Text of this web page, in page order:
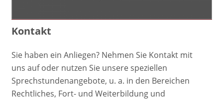
Kontakt
Sie haben ein Anliegen? Nehmen Sie Kontakt mit
uns auf oder nutzen Sie unsere speziellen
Sprechstundenangebote, u. a. in den Bereichen
Rechtliches, Fort- und Weiterbildung und